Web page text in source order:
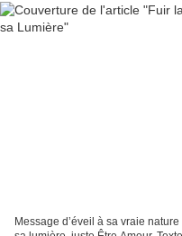
Message d’éveil à sa vraie